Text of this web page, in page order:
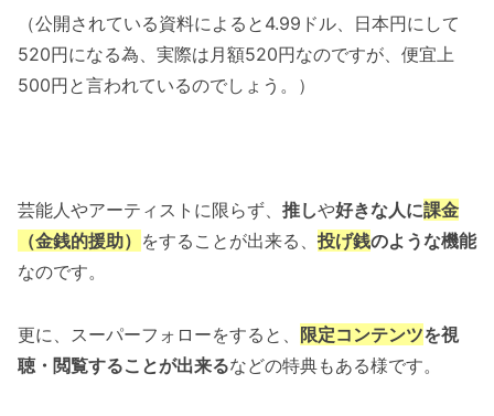
（公開されている資料によると4.99ドル、日本円にして
520円になる為、実際は月額520円なのですが、便宜上
500円と言われているのでしょう。）
芸能人やアーティストに限らず、 推しや好きな人に課金
（金銭的援助） をすることが出来る、 投げ銭のような機能
なのです。
更に、スーパーフォローをすると、 限定コンテンツを視
聴・閲覧することが出来るなどの特典もある様です。